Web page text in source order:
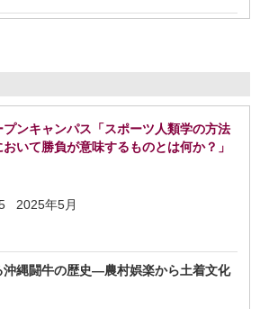
プンキャンパス「スポーツ人類学の方法
いて勝負が意味するものとは何か？」
2025年5月
沖縄闘牛の歴史—農村娯楽から土着文化